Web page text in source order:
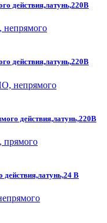
действия,латунь,220В
действия,латунь,220В
действия,латунь,220В
В